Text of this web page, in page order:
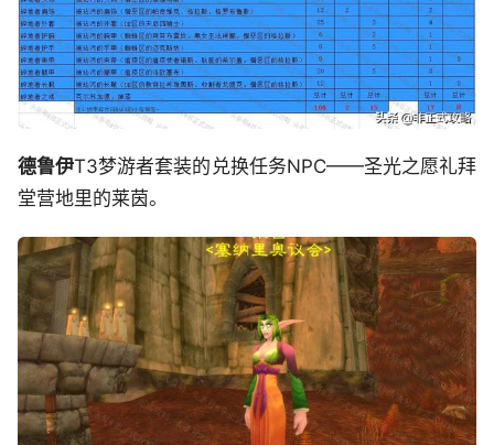
德鲁伊T3梦游者套装的兑换任务NPC——圣光之愿礼拜
堂营地里的莱茵。